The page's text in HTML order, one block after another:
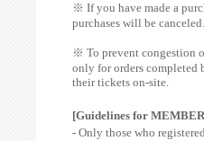
※ If you have made a
purchases will be
※ To prevent congestion
only for orders completed
their tickets on-site.
[Guidelines for
- Only those who